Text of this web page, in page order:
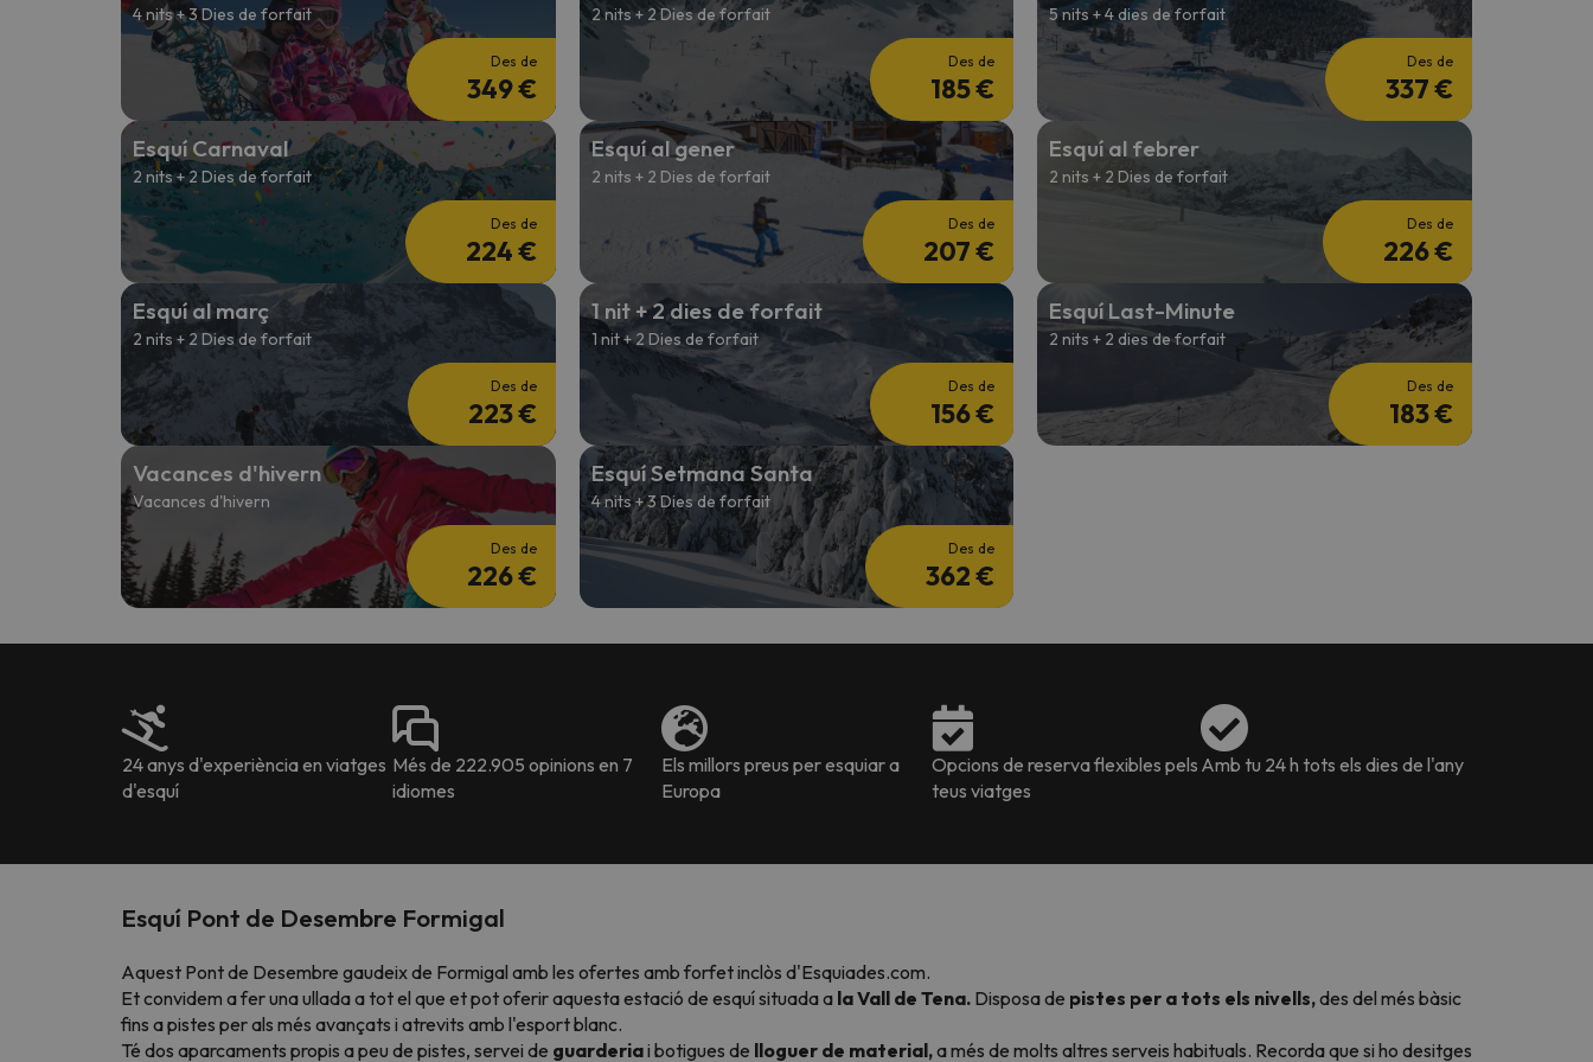
4 nits + 3 Dies de forfait
Des de
349 €
2 nits + 2 Dies de forfait
Des de
185 €
5 nits + 4 dies de forfait
Des de
337 €
Esquí Carnaval
2 nits + 2 Dies de forfait
Des de
224 €
Esquí al gener
2 nits + 2 Dies de forfait
Des de
207 €
Esquí al febrer
2 nits + 2 Dies de forfait
Des de
226 €
Esquí al març
2 nits + 2 Dies de forfait
Des de
223 €
1 nit + 2 dies de forfait
1 nit + 2 Dies de forfait
Des de
156 €
Esquí Last-Minute
2 nits + 2 dies de forfait
Des de
183 €
Vacances d'hivern
Vacances d'hivern
Des de
226 €
Esquí Setmana Santa
4 nits + 3 Dies de forfait
Des de
362 €
24 anys d'experiència en viatges
d'esquí
Més de 222.905 opinions en 7
idiomes
Els millors preus per esquiar a
Europa
Opcions de reserva flexibles pels
teus viatges
Amb tu 24 h tots els dies de l'any
Esquí Pont de Desembre Formigal
Aquest Pont de Desembre gaudeix de Formigal amb les ofertes amb forfet inclòs d'Esquiades.com.
Et convidem a fer una ullada a tot el que et pot oferir aquesta estació de esquí situada a la Vall de Tena. Disposa de pistes per a tots els nivells,des del més bàsic
fins a pistes per als més avançats i atrevits amb l'esport blanc.
Té dos aparcaments propis a peu de pistes, servei de guarderiai botigues de lloguer de material,a més de molts altres serveis habituals. Recorda que si ho desitges